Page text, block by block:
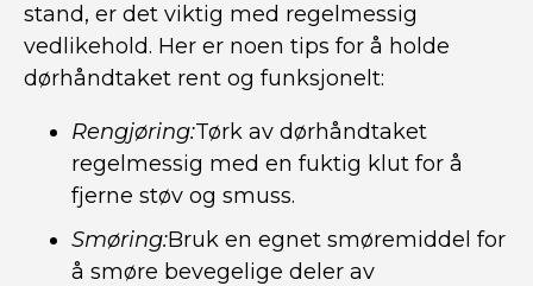
stand, er det viktig med regelmessig
vedlikehold. Her er noen tips for å holde
dørhåndtaket rent og funksjonelt:
Rengjøring:Tørk av dørhåndtaket
regelmessig med en fuktig klut for å
fjerne støv og smuss.
Smøring:Bruk en egnet smøremiddel for
å smøre bevegelige deler av